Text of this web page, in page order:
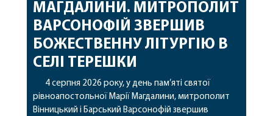
МАГДАЛИНИ. МИТРОПОЛИТ
ВАРСОНОФІЙ ЗВЕРШИВ
БОЖЕСТВЕННУ ЛІТУРГІЮ В
СЕЛІ ТЕРЕШКИ
4 серпня 2026 року, у день пам’яті святої
рівноапостольної Марії Магдалини, митрополит
Вінницький і Барський Варсонофій звершив